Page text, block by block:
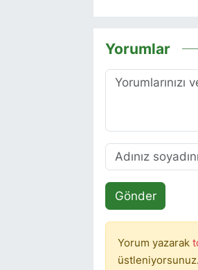
Yorumlar
Gönder
Yorum yazarak